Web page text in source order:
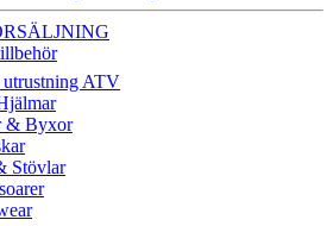
utrustning ATV
& Byxor
Stövlar